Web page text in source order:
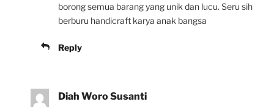
borong semua barang yang unik dan lucu. Seru sih
berburu handicraft karya anak bangsa
Reply
Diah Woro Susanti